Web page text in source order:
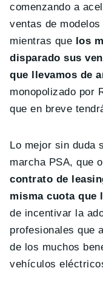
comenzando a
ventas de
mientras que los
disparado sus
que llevamos de
monopolizado por
que en breve
Lo mejor sin duda
marcha PSA, que
contrato de
misma cuota que
de incentivar la
profesionales que
de los muchos
vehículos